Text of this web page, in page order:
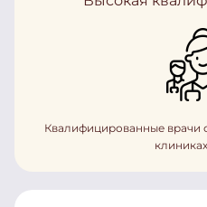
Квалифицированные врачи